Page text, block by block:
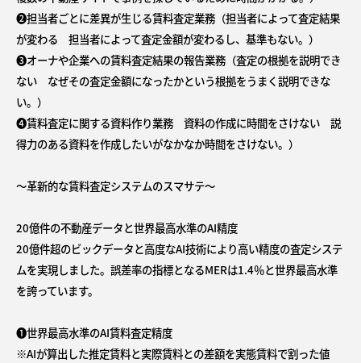
❷担当者ごとに差異が生じる賃料査定業務（担当者によって査定結果
が変わる 担当者によって査定金額が変わるし、基準もない。）
➌オーナや企業への賃料査定結果の報告業務（査定の根拠を説明でき
ない なぜその査定金額になったかという根拠をうまく説明できな
い。）
➍賃料査定に関する資料作り業務 資料の作成に時間をさけない 説
得力のある資料を作成したいがなかなか時間をさけない。）
～革新的な賃料査定システムのスマサテ～
20億件の不動産データと世界最高水準のAI精度
20億件超のビックデータと高度なAI技術により高い精度の査定システ
ムを実現しました。誤差率の指標となるMERは1.4％と世界最高水準
を誇っています。
➊世界最高水準のAI賃料査定精度
※AIが算出した推定賃料と実際賃料との差額を実態賃料で割った値